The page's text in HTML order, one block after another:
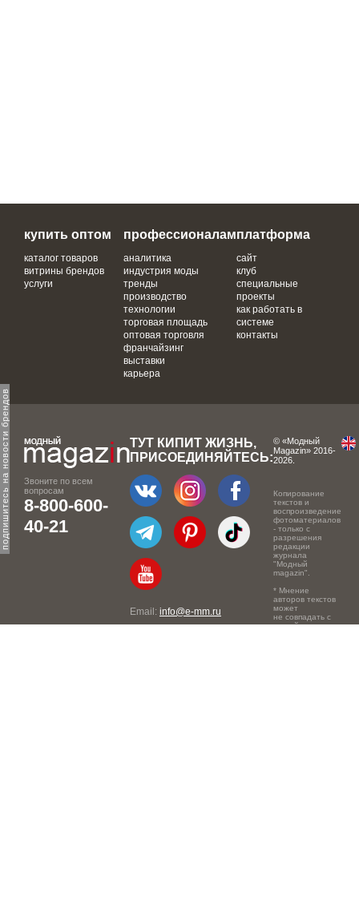
подпишитесь на новости брендов
купить оптом
каталог товаров
витрины брендов
услуги
профессионалам
аналитика
индустрия моды
тренды
производство
технологии
торговая площадь
оптовая торговля
франчайзинг
выставки
карьера
платформа
сайт
клуб
специальные
проекты
как работать в
системе
контакты
Звоните по всем
вопросам
8-800-600-
40-21
ТУТ КИПИТ ЖИЗНЬ,
ПРИСОЕДИНЯЙТЕСЬ:
Email: info@e-mm.ru
© «Модный
Magazin» 2016-
2026.
Копирование
текстов и
воспроизведение
фотоматериалов
- только с
разрешения
редакции
журнала
"Модный
magazin".
* Мнение
авторов текстов
может
не совпадать с
точкой зрения